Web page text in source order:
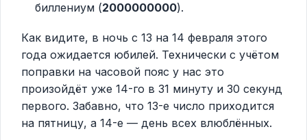
биллениум (2000000000).
Как видите, в ночь с 13 на 14 февраля этого
года ожидается юбилей. Технически с учётом
поправки на часовой пояс у нас это
произойдёт уже 14-го в 31 минуту и 30 секунд
первого. Забавно, что 13-е число приходится
на пятницу, а 14-е — день всех влюблённых.